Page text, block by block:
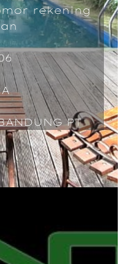
rekening
PT